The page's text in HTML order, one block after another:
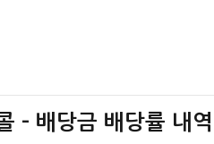
– 배당금 배당률 내역